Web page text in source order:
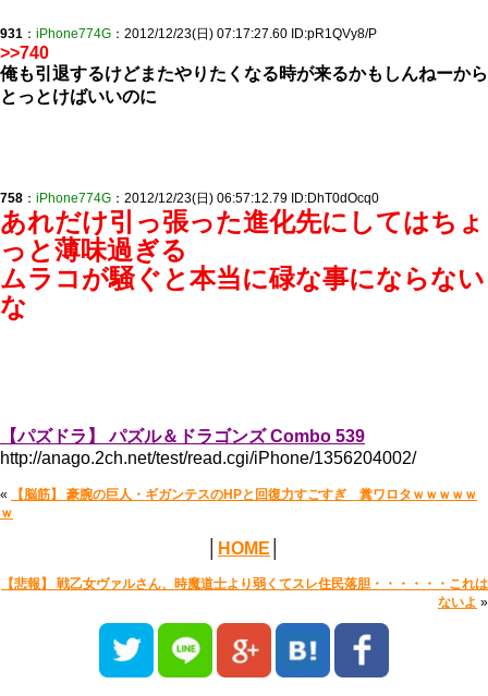
931 ： iPhone774G ：2012/12/23(日) 07:17:27.60 ID:pR1QVy8/P
>>740
俺も引退するけどまたやりたくなる時が来るかもしんねーから
とっとけばいいのに
758 ： iPhone774G ：2012/12/23(日) 06:57:12.79 ID:DhT0dOcq0
あれだけ引っ張った進化先にしてはちょ
っと薄味過ぎる
ムラコが騒ぐと本当に碌な事にならない
な
【パズドラ】 パズル＆ドラゴンズ Combo 539
http://anago.2ch.net/test/read.cgi/iPhone/1356204002/
«
【脳筋】 豪腕の巨人・ギガンテスのHPと回復力すごすぎ 糞ワロタｗｗｗｗｗ
ｗ
HOME
【悲報】 戦乙女ヴァルさん、時魔道士より弱くてスレ住民落胆・・・・・・これは
ないよ »